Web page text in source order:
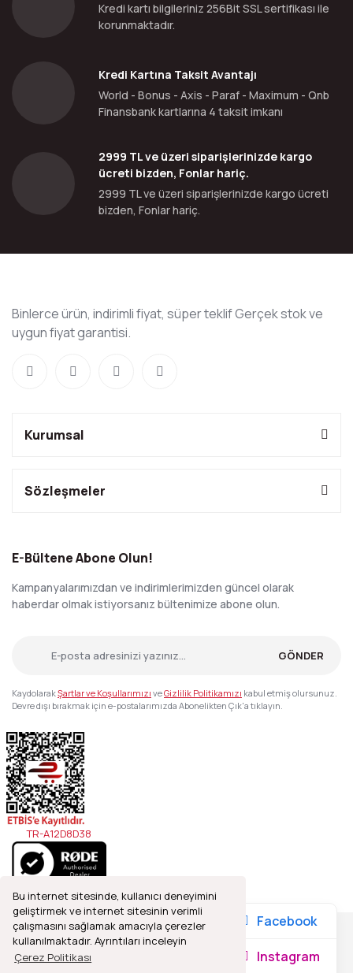
Bu internet sitesinde, kullanıcı deneyimini
geliştirmek ve internet sitesinin verimli
çalışmasını sağlamak amacıyla çerezler
kullanılmaktadır. Ayrıntıları inceleyin
Çerez Politikası
Kredi kartı bilgileriniz 256Bit SSL sertifikası ile
korunmaktadır.
Kredi Kartına Taksit Avantajı
World - Bonus - Axis - Paraf - Maximum - Qnb
Finansbank kartlarına 4 taksit imkanı
2999 TL ve üzeri siparişlerinizde kargo
ücreti bizden, Fonlar hariç.
2999 TL ve üzeri siparişlerinizde kargo ücreti
bizden, Fonlar hariç.
Binlerce ürün, indirimli fiyat, süper teklif Gerçek stok ve
uygun fiyat garantisi.
Kurumsal
Sözleşmeler
E-Bültene Abone Olun!
Kampanyalarımızdan ve indirimlerimizden güncel olarak
haberdar olmak istiyorsanız bültenimize abone olun.
GÖNDER
KaydolarakŞartlar ve Koşullarımızı veGizlilik Politikamızı kabul etmiş olursunuz.
Devre dışı bırakmak için e-postalarımızda Abonelikten Çık'a tıklayın.
TR-A12D8D38
2021© Refleks Fotoğrafçılık, Tüm Hakları Saklıdır.
Facebook
Instagram